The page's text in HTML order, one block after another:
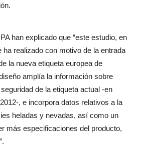
han explicado que “este estudio, en
ha realizado con motivo de la entrada
la nueva etiqueta europea de
amplía la información sobre
de la etiqueta actual -en
, e incorpora datos relativos a la
heladas y nevadas, así como un
más especificaciones del producto,